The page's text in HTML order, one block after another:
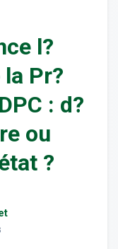
l?
Pr?
: d?
ou
?